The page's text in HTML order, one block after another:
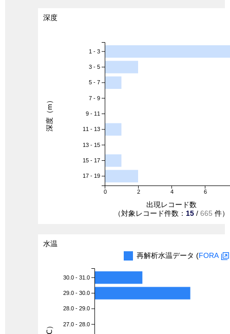
深度
0 2 4 6
1 - 3
3 - 5
5 - 7
7 - 9
9 - 11
11 - 13
13 - 15
15 - 17
17 - 19
出現レコード数
（対象レコード件数： 15 / 665 件）
深度（m）
水温
再解析水温データ (FORA
30.0 - 31.0
29.0 - 30.0
28.0 - 29.0
27.0 - 28.0